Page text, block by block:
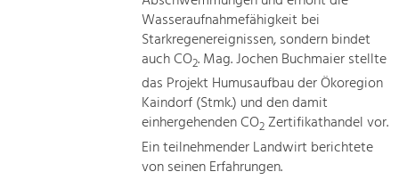
Wasseraufnahmefähigkeit bei
Starkregenereignissen, sondern bindet
auch CO2. Mag. Jochen Buchmaier stellte
das Projekt Humusaufbau der Ökoregion
Kaindorf (Stmk.) und den damit
einhergehenden CO2Zertifikathandel vor.
Ein teilnehmender Landwirt berichtete
von seinen Erfahrungen.